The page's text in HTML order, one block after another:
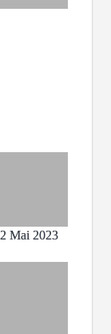
Mai 2023